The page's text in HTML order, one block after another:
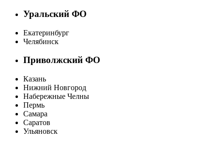
Уральский ФО
Екатеринбург
Челябинск
Приволжский ФО
Казань
Нижний Новгород
Набережные Челны
Пермь
Самара
Саратов
Ульяновск